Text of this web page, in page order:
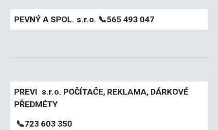
PEVNÝ A SPOL. s.r.o. 📞565 493 047
PREVI s.r.o. POČÍTAČE, REKLAMA, DÁRKOVÉ
PŘEDMÉTY
📞723 603 350